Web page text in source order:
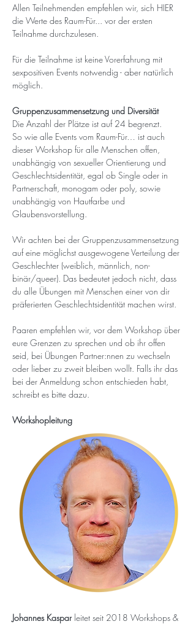
Allen Teilnehmenden empfehlen wir, sich HIER
die Werte des Raum-Für... vor der ersten
Teilnahme durchzulesen.
Für die Teilnahme ist keine Vorerfahrung mit
sexpositiven Events notwendig - aber natürlich
möglich.
Gruppenzusammensetzung und Diversität
Die Anzahl der Plätze ist auf 24 begrenzt.
So wie alle Events vom Raum-Für… ist auch
dieser Workshop für alle Menschen offen,
unabhängig von sexueller Orientierung und
Geschlechtsidentität, egal ob Single oder in
Partnerschaft, monogam oder poly, sowie
unabhängig von Hautfarbe und
Glaubensvorstellung.
Wir achten bei der Gruppenzusammensetzung
auf eine möglichst ausgewogene Verteilung der
Geschlechter (weiblich, männlich, non-
binär/queer). Das bedeutet jedoch nicht, dass
du alle Übungen mit Menschen einer von dir
präferierten Geschlechtsidentität machen wirst.
Paaren empfehlen wir, vor dem Workshop über
eure Grenzen zu sprechen und ob ihr offen
seid, bei Übungen Partner:nnen zu wechseln
oder lieber zu zweit bleiben wollt. Falls ihr das
bei der Anmeldung schon entschieden habt,
schreibt es bitte dazu.
Workshopleitung
Johannes Kaspar leitet seit 2018 Workshops &